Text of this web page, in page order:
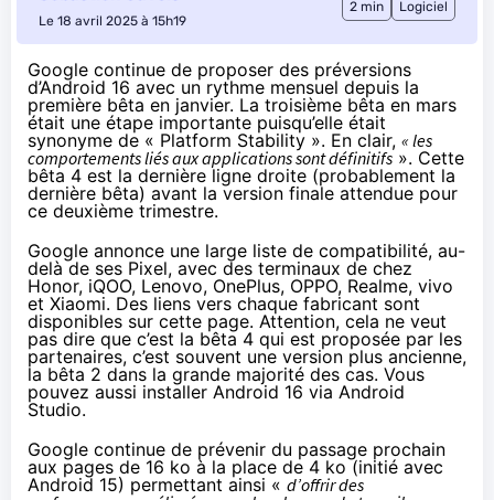
Le 18 avril 2025 à 15h19
2 min Logiciel
Google continue de proposer des préversions
d’Android 16 avec un rythme mensuel depuis la
première bêta en janvier. La troisième bêta en mars
était une étape importante puisqu’elle était
synonyme de « Platform Stability ». En clair, « les
comportements liés aux applications sont définitifs ». Cette
bêta 4 est la dernière ligne droite (probablement la
dernière bêta) avant la version finale attendue pour
ce deuxième trimestre.
Google annonce une large liste de compatibilité, au-
delà de ses Pixel, avec des terminaux de chez
Honor, iQOO, Lenovo, OnePlus, OPPO, Realme, vivo
et Xiaomi. Des liens vers chaque fabricant sont
disponibles sur cette page. Attention, cela ne veut
pas dire que c’est la bêta 4 qui est proposée par les
partenaires, c’est souvent une version plus ancienne,
la bêta 2 dans la grande majorité des cas. Vous
pouvez aussi installer Android 16 via Android
Studio.
Google continue de prévenir du passage prochain
aux pages de 16 ko à la place de 4 ko (initié avec
Android 15) permettant ainsi « d’offrir des